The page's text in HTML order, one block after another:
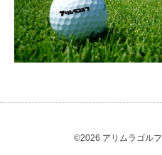
©2026 アリムラゴルフ